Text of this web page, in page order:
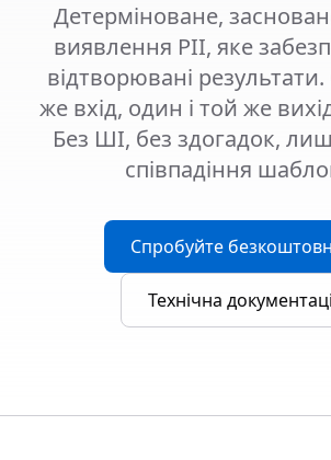
Детерміноване,
виявлення PII, яке
відтворювані
же вхід, один і той же
Без ШІ, без здогадок,
співпадіння
Спробуйте
Технічна